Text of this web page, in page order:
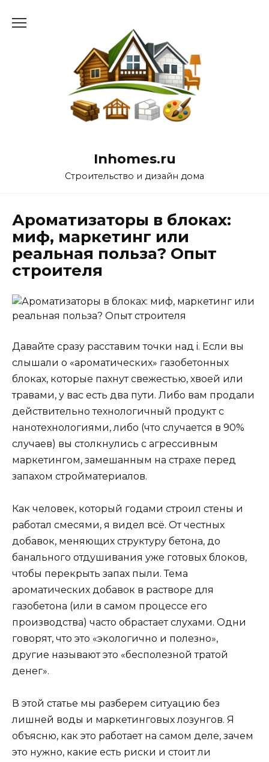
Inhomes.ru
Строительство и дизайн дома
Ароматизаторы в блоках:
миф, маркетинг или
реальная польза? Опыт
строителя
Давайте сразу расставим точки над i. Если вы
слышали о «ароматических» газобетонных
блоках, которые пахнут свежестью, хвоей или
травами, у вас есть два пути. Либо вам продали
действительно технологичный продукт с
нанотехнологиями, либо (что случается в 90%
случаев) вы столкнулись с агрессивным
маркетингом, замешанным на страхе перед
запахом стройматериалов.
Как человек, который годами строил стены и
работал смесями, я видел всё. От честных
добавок, меняющих структуру бетона, до
банального отдушивания уже готовых блоков,
чтобы перекрыть запах пыли. Тема
ароматических добавок в растворе для
газобетона (или в самом процессе его
производства) часто обрастает слухами. Одни
говорят, что это «экологично и полезно»,
другие называют это «бесполезной тратой
денег».
В этой статье мы разберем ситуацию без
лишней воды и маркетинговых лозунгов. Я
объясню, как это работает на самом деле, зачем
это нужно, какие есть риски и стоит ли